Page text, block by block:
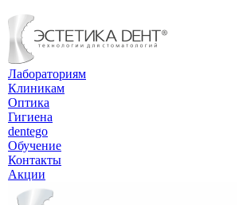
Лабораториям
Клиникам
Оптика
Гигиена
dentego
Обучение
Контакты
Акции